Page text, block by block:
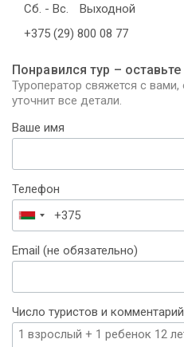
Сб. - Вс.
Выходной
+375 (29) 800 08 77
Понравился тур – оставьте
Туроператор свяжется с
уточнит все детали.
Ваше имя
Телефон
Беларусь
+375
Email (не обязательно)
Число туристов и